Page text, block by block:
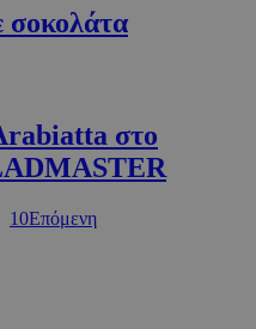
στο
10Επόμενη